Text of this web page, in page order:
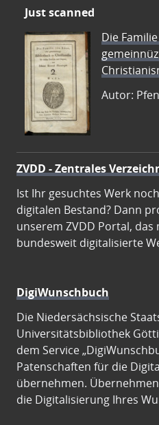
Just scanned
Die
Autor:
ZVDD - Zentrales
Ist Ihr gesuchtes Werk
digitalen Bestand? Dann
unserem ZVDD Portal, das
bundesweit digitalisierte
DigiWunschbuch
Die Niedersächsische
Universitätsbibliothek
dem Service
Patenschaften für die
übernehmen.
die Digitalisierung Ihres